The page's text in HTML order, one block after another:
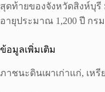
สุดท้ายของจังหวัดสิงห์บุ
อายุประมาณ 1,200 ปี ก
ข้อมูลเพิ่มเติม
ภาชนะดินเผาเก่าแก่, เห